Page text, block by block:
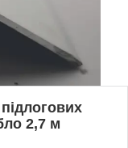
2,7 м